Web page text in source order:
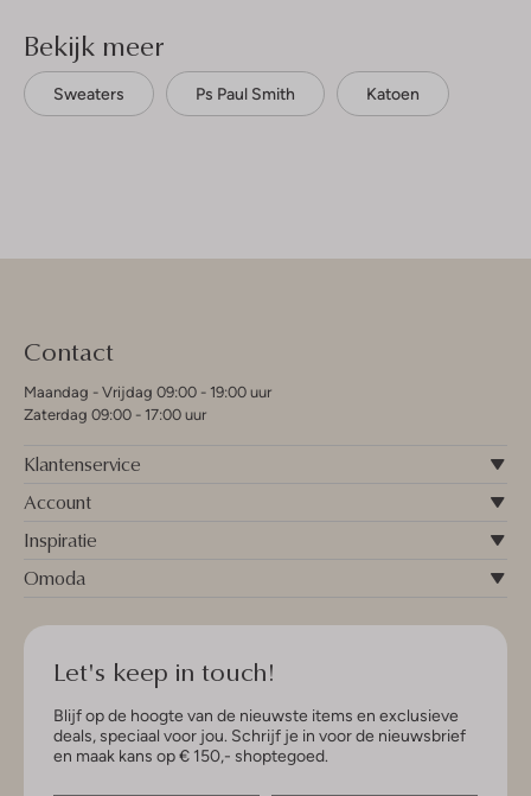
Bekijk meer
Sweaters Ps Paul Smith Katoen
Contact
Maandag - Vrijdag 09:00 - 19:00 uur
Zaterdag 09:00 - 17:00 uur
Klantenservice
Account
Inspiratie
Omoda
Let's keep in touch!
Blijf op de hoogte van de nieuwste items en exclusieve
deals, speciaal voor jou. Schrijf je in voor de nieuwsbrief
en maak kans op € 150,- shoptegoed.